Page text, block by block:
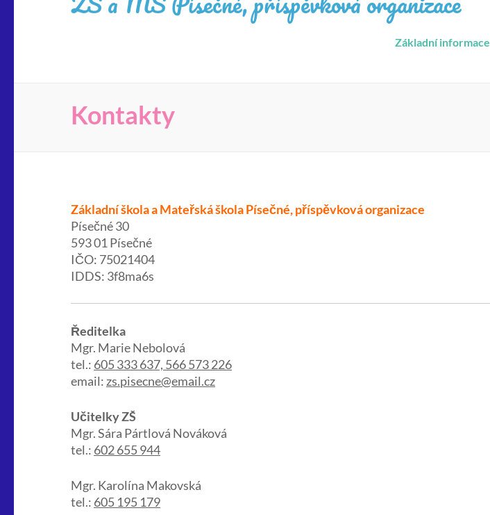
Základní informace
Kontakty
Základní škola a Mateřská škola Písečné, příspěvková organizace
Písečné 30
593 01 Písečné
IČO: 75021404
IDDS: 3f8ma6s
Ředitelka
Mgr. Marie Nebolová
tel.: 605 333 637, 566 573 226
email: zs.pisecne@email.cz
Učitelky ZŠ
Mgr. Sára Pártlová Nováková
tel.: 602 655 944
Mgr. Karolína Makovská
tel.: 605 195 179